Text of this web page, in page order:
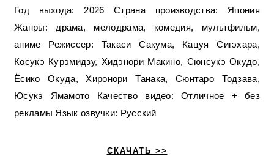
Год выхода: 2026 Страна производства: Япония
Жанры: драма, мелодрама, комедия, мультфильм,
аниме Режиссер: Такаси Сакума, Кацуя Сигэхара,
Косукэ Курэмидзу, Хидэнори Макино, Сюнсукэ Окудо,
Ёсико Окуда, Хиронори Танака, Сюнтаро Тодзава,
Юсукэ Ямамото Качество видео: Отличное + без
рекламы Язык озвучки: Русский
СКАЧАТЬ >>